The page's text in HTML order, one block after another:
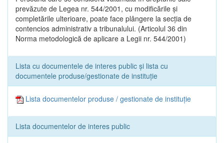
prevăzute de Legea nr. 544/2001, cu modificările şi
completările ulterioare, poate face plângere la secţia de
contencios administrativ a tribunalului. (Articolul 36 din
Norma metodologică de aplicare a Legii nr. 544/2001)
Lista cu documentele de interes public și lista cu
documentele produse/gestionate de instituție
Lista documentelor produse / gestionate de instituție
Lista documentelor de interes public